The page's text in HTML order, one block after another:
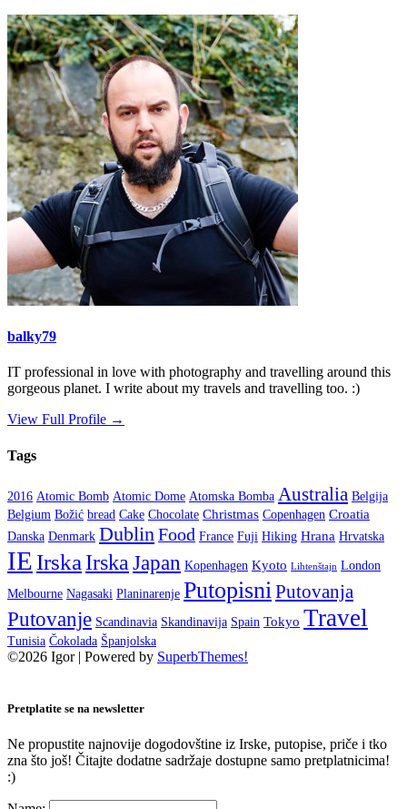
balky79
IT professional in love with photography and travelling around this
gorgeous planet. I write about my travels and travelling too. :)
View Full Profile →
Tags
2016 Atomic Bomb Atomic Dome Atomska Bomba Australia Belgija
Belgium Božić bread Cake Chocolate Christmas Copenhagen Croatia
Danska Denmark Dublin Food France Fuji Hiking Hrana Hrvatska
IE Irska Irska Japan Kopenhagen Kyoto Lihtenštajn London
Melbourne Nagasaki Planinarenje Putopisni Putovanja
Putovanje Scandinavia Skandinavija Spain Tokyo Travel
Tunisia Čokolada Španjolska
©2026 Igor | Powered by SuperbThemes!
Pretplatite se na newsletter
Ne propustite najnovije dogodovštine iz Irske, putopise, priče i tko
zna što još! Čitajte dodatne sadržaje dostupne samo pretplatnicima!
:)